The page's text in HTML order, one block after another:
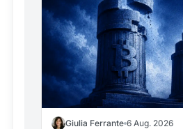
Giulia Ferrante 6 Aug. 2026